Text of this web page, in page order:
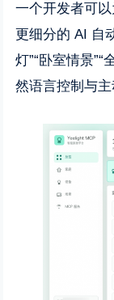
一个开发者可
更细分的 AI 自
灯”“卧室情景
然语言控制与主